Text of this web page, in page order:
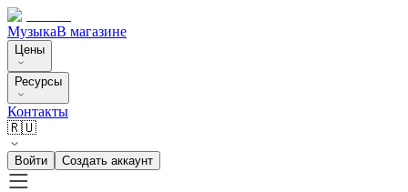
МузыкаВ магазине
Цены
Ресурсы
Контакты
🇷🇺
Войти Создать аккаунт